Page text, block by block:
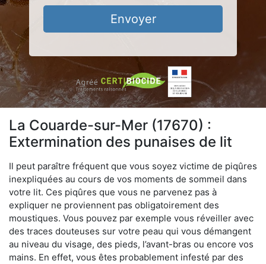
Envoyer
La Couarde-sur-Mer (17670) :
Extermination des punaises de lit
Il peut paraître fréquent que vous soyez victime de piqûres
inexpliquées au cours de vos moments de sommeil dans
votre lit. Ces piqûres que vous ne parvenez pas à
expliquer ne proviennent pas obligatoirement des
moustiques. Vous pouvez par exemple vous réveiller avec
des traces douteuses sur votre peau qui vous démangent
au niveau du visage, des pieds, l’avant-bras ou encore vos
mains. En effet, vous êtes probablement infesté par des